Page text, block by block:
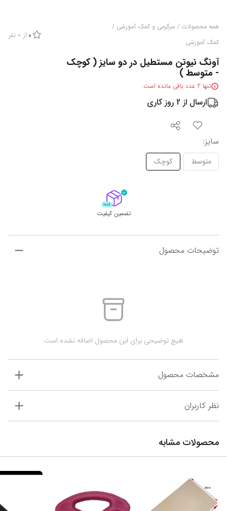
همه محصولات / سرگرمی و کمک آموزشی /
کمک آموزشی
0 از 0 نفر
آونگ نیوتن مستطیل در دو سایز ( کوچک
- متوسط )
تنها 2 عدد باقی مانده است.
ارسال از 2 روز کاری
سایز:
متوسط کوچک
تضمین کیفیت
توضیحات محصول
مشخصات محصول
نظر کاربران
محصولات مشابه